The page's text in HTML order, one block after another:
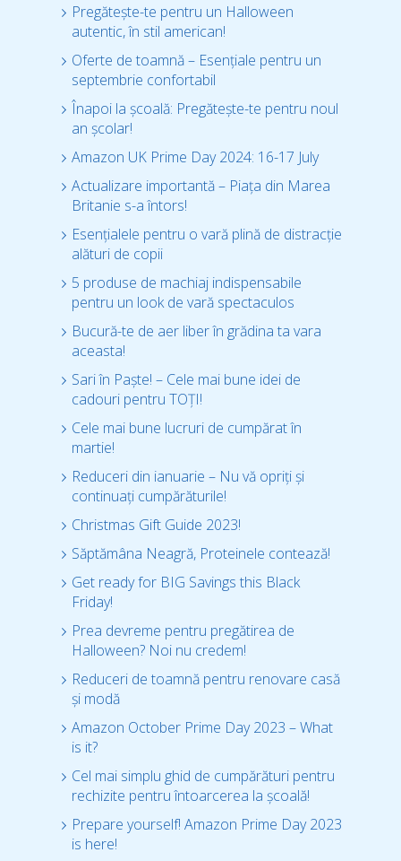
Pregătește-te pentru un Halloween
autentic, în stil american!
Oferte de toamnă – Esențiale pentru un
septembrie confortabil
Înapoi la școală: Pregătește-te pentru noul
an școlar!
Amazon UK Prime Day 2024: 16-17 July
Actualizare importantă – Piața din Marea
Britanie s-a întors!
Esențialele pentru o vară plină de distracție
alături de copii
5 produse de machiaj indispensabile
pentru un look de vară spectaculos
Bucură-te de aer liber în grădina ta vara
aceasta!
Sari în Paște! – Cele mai bune idei de
cadouri pentru TOȚI!
Cele mai bune lucruri de cumpărat în
martie!
Reduceri din ianuarie – Nu vă opriți și
continuați cumpărăturile!
Christmas Gift Guide 2023!
Săptămâna Neagră, Proteinele contează!
Get ready for BIG Savings this Black
Friday!
Prea devreme pentru pregătirea de
Halloween? Noi nu credem!
Reduceri de toamnă pentru renovare casă
și modă
Amazon October Prime Day 2023 – What
is it?
Cel mai simplu ghid de cumpărături pentru
rechizite pentru întoarcerea la școală!
Prepare yourself! Amazon Prime Day 2023
is here!